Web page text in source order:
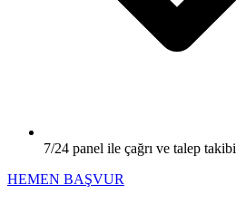
7/24 panel ile çağrı ve talep takibi
HEMEN BAŞVUR